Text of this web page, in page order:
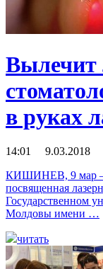
Вылечит
в руках
14:01 9.03.2018
КИШИНЕВ, 9 мар –
посвященная
Государственном
Молдовы имени …
читать